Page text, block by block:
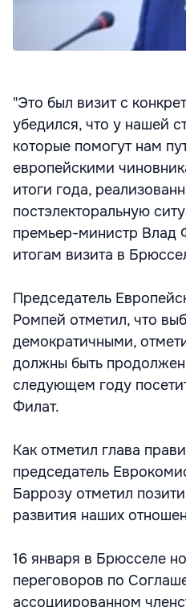
"Это был визит с
убедился, что у нашей
которые помогут нам
европейскими
итоги года,
постэлекторальную
премьер-министр Влад
итогам визита в
Председатель
Ромпей отметил, что
демократичными,
должны быть
следующем году
Филат.
Как отметил глава
председатель
Баррозу отметил
развития наших
16 января в Брюсселе
переговоров по
ассоциированном